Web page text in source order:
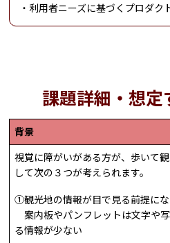
・利用者ニーズに基づくプロダク
課題詳細・想定
背景
視覚に障がいがある方が、歩いて
して次の３つが考えられます。
①観光地の情報が目で見る前提にな
案内板やパンフレットは文字や
る情報が少ない